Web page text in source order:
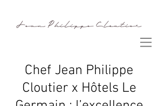
Chef Jean Philippe
Cloutier x Hôtels Le